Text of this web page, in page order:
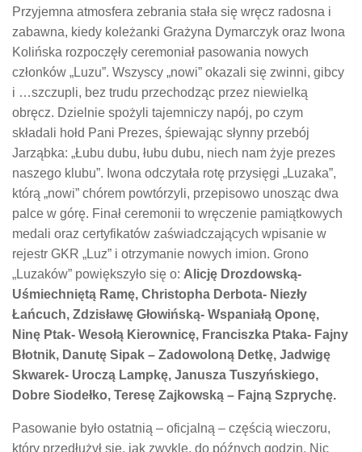
Przyjemna atmosfera zebrania stała się wręcz radosna i
zabawna, kiedy koleżanki Grażyna Dymarczyk oraz Iwona
Kolińska rozpoczęły ceremoniał pasowania nowych
członków „Luzu”. Wszyscy „nowi” okazali się zwinni, gibcy
i …szczupli, bez trudu przechodząc przez niewielką
obręcz. Dzielnie spożyli tajemniczy napój, po czym
składali hołd Pani Prezes, śpiewając słynny przebój
Jarząbka: „Łubu dubu, łubu dubu, niech nam żyje prezes
naszego klubu”. Iwona odczytała rotę przysięgi „Luzaka”,
którą „nowi” chórem powtórzyli, przepisowo unosząc dwa
palce w górę. Finał ceremonii to wręczenie pamiątkowych
medali oraz certyfikatów zaświadczających wpisanie w
rejestr GKR „Luz” i otrzymanie nowych imion. Grono
„Luzaków” powiększyło się o: Alicję Drozdowską-
Uśmiechniętą Ramę, Christopha Derbota- Niezły
Łańcuch, Zdzisławę Głowińską- Wspaniałą Oponę,
Ninę Ptak- Wesołą Kierownicę, Franciszka Ptaka- Fajny
Błotnik, Danutę Sipak – Zadowoloną Detkę, Jadwigę
Skwarek- Uroczą Lampkę, Janusza Tuszyńskiego,
Dobre Siodełko, Teresę Zajkowską – Fajną Szprychę.
Pasowanie było ostatnią – oficjalną – częścią wieczoru,
który przedłużył się, jak zwykle, do późnych godzin. Nic